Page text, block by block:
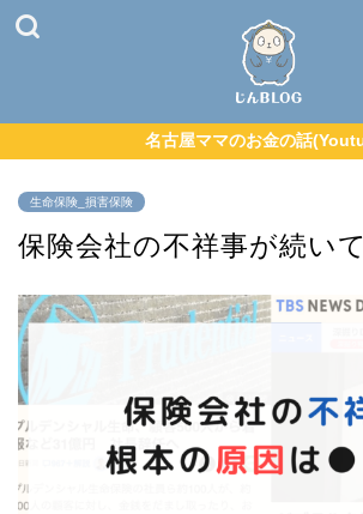
名古屋ママのお金の話
生命保険_損害保険
保険会社の不祥事が続い